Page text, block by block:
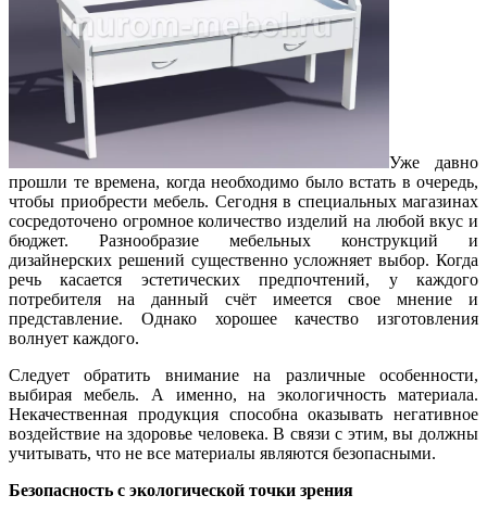
Уже давно
прошли те времена, когда необходимо было встать в очередь,
чтобы приобрести мебель. Сегодня в специальных магазинах
сосредоточено огромное количество изделий на любой вкус и
бюджет. Разнообразие мебельных конструкций и
дизайнерских решений существенно усложняет выбор. Когда
речь касается эстетических предпочтений, у каждого
потребителя на данный счёт имеется свое мнение и
представление. Однако хорошее качество изготовления
волнует каждого.
Следует обратить внимание на различные особенности,
выбирая мебель. А именно, на экологичность материала.
Некачественная продукция способна оказывать негативное
воздействие на здоровье человека. В связи с этим, вы должны
учитывать, что не все материалы являются безопасными.
Безопасность с экологической точки зрения